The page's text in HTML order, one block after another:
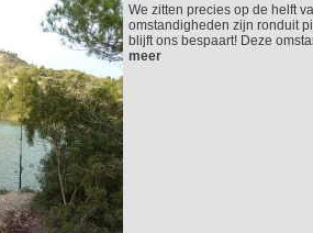
We zitten precies op de helft
omstandigheden zijn ronduit
blijft ons bespaart! Deze
meer